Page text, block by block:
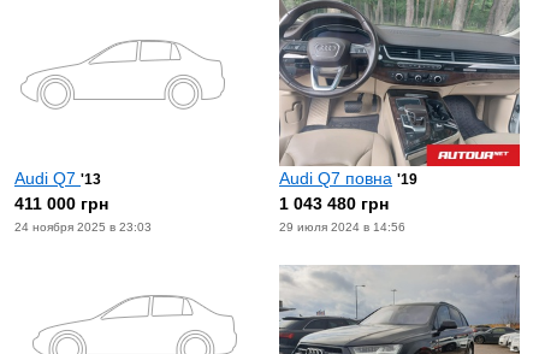
Audi Q7 '13
411 000 грн
24 ноября 2025 в 23:03
Audi Q7 повна '19
1 043 480 грн
29 июля 2024 в 14:56